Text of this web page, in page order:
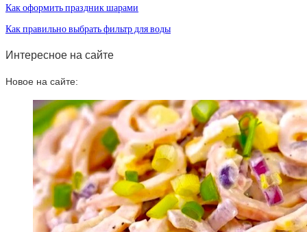
Как оформить праздник шарами
Как правильно выбрать фильтр для воды
Интересное на сайте
Новое на сайте: